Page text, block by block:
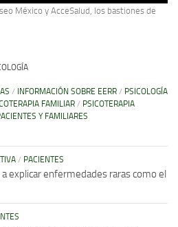
México y AcceSalud, los bastiones de
/ INFORMACIÓN SOBRE EERR / PSICOLOGÍA
FAMILIAR / PSICOTERAPIA
Y FAMILIARES
/ PACIENTES
explicar enfermedades raras como el